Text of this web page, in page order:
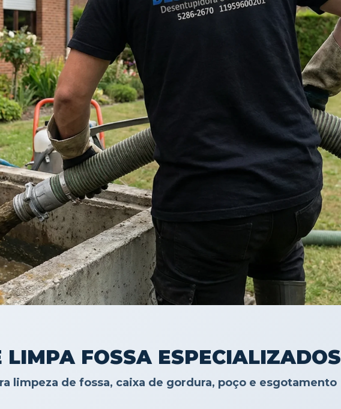
LIMPA FOSSA ESPECIALIZADOS
limpeza de fossa, caixa de gordura, poço e esgotamento